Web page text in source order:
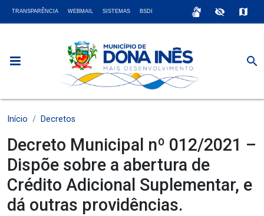
TRANSPARÊNCIA WEBMAIL SISTEMAS BSDI sign_language visibility_off map
search
Início Decretos
Decreto Municipal nº 012/2021 –
Dispõe sobre a abertura de
Crédito Adicional Suplementar, e
dá outras providências.